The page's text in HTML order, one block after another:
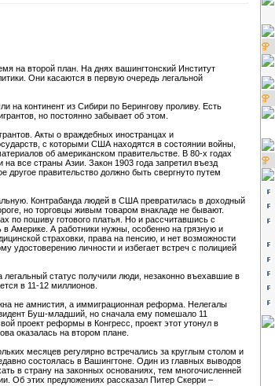
на второй план. На днях вашингтонский Институт
Они касаются в первую очередь легальной
континент из Сибири по Берингову проливу. Есть
но постоянно забывает об этом.
Акты о враждебных иностранцах и
с которыми США находятся в состоянии войны,
об американском правительстве. В 80-х годах
все страны Азии. Закон 1903 года запретил въезд
правительство должно быть свергнуто путем
Контрабанда людей в США превратилась в доходный
но торговцы живым товаром внакладе не бывают.
по пошиву готового платья. Но и рассчитавшись с
Америке. А работники нужны, особенно на грязную и
страховки, права на пенсию, и нет возможности
удостоверению личности и избегает встреч с полицией
статус получили люди, незаконно въехавшие в
в 11-12 миллионов.
не амнистия, а иммиграционная реформа. Нелегалы
Буш-младший, но сначала ему помешало 11
проект реформы в Конгресс, проект этот утонул в
оказалась на втором плане.
месяцев регулярно встречались за круглым столом и
состоялась в Вашингтоне. Один из главных выводов
в страну на законных основаниях, тем многочисленней
Об этих предложениях рассказал Питер Скерри –